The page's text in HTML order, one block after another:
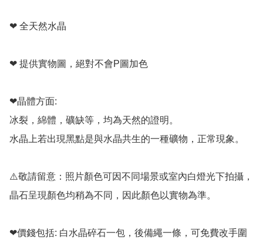
❤ 全天然水晶
❤ 提供實物圖，絕對不會P圖加色
❤晶體方面:
冰裂，綿體，礦缺等，均為天然的證明。
水晶上若出現黑點是與水晶共生的一種礦物，正常現象。
⚠️敬請留意：照片顏色可因不同場景或室內白燈光下拍攝，
晶石呈現顏色均稍為不同，因此顏色以實物為準。
❤價錢包括: 白水晶碎石一包，後備繩一條，可免費改手圍